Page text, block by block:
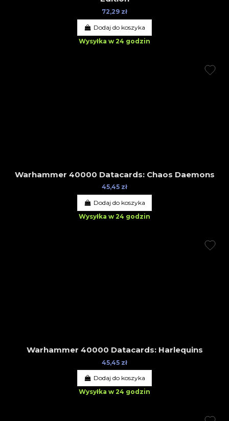
72,29 zł
Dodaj do koszyka
Wysyłka w 24 godzin
Warhammer 40000 Datacards: Chaos Daemons
45,45 zł
Dodaj do koszyka
Wysyłka w 24 godzin
Warhammer 40000 Datacards: Harlequins
45,45 zł
Dodaj do koszyka
Wysyłka w 24 godzin